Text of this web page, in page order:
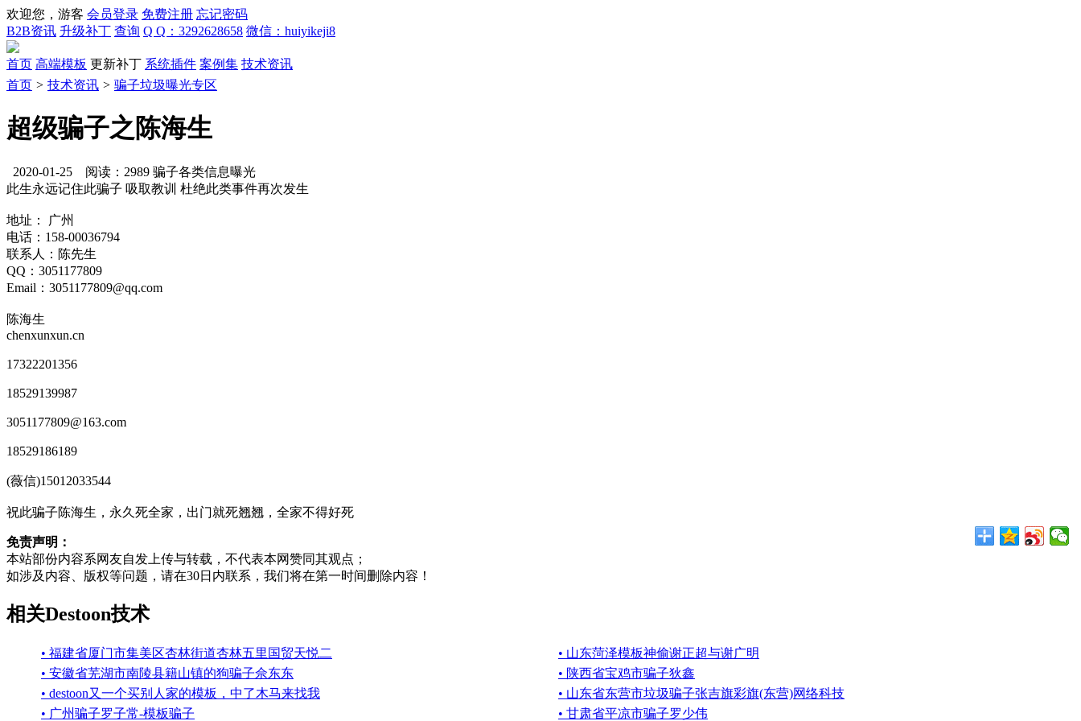
欢迎您，游客 会员登录 免费注册 忘记密码
B2B资讯 升级补丁 查询 Q Q：3292628658 微信：huiyikeji8
首页 高端模板 更新补丁 系统插件 案例集 技术资讯
首页 > 技术资讯 > 骗子垃圾曝光专区
超级骗子之陈海生
2020-01-25 阅读：2989 骗子各类信息曝光
此生永远记住此骗子 吸取教训 杜绝此类事件再次发生
地址： 广州
电话：158-00036794
联系人：陈先生
QQ：3051177809
Email：3051177809@qq.com
陈海生
chenxunxun.cn
17322201356
18529139987
3051177809@163.com
18529186189
(薇信)15012033544
祝此骗子陈海生，永久死全家，出门就死翘翘，全家不得好死
免责声明：
本站部份内容系网友自发上传与转载，不代表本网赞同其观点；
如涉及内容、版权等问题，请在30日内联系，我们将在第一时间删除内容！
相关Destoon技术
• 福建省厦门市集美区杏林街道杏林五里国贸天悦二
• 山东菏泽模板神偷谢正超与谢广明
• 安徽省芜湖市南陵县籍山镇的狗骗子佘东东
• 陕西省宝鸡市骗子狄鑫
• destoon又一个买别人家的模板，中了木马来找我
• 山东省东营市垃圾骗子张吉旗彩旗(东营)网络科技
• 广州骗子罗子常-模板骗子
• 甘肃省平凉市骗子罗少伟